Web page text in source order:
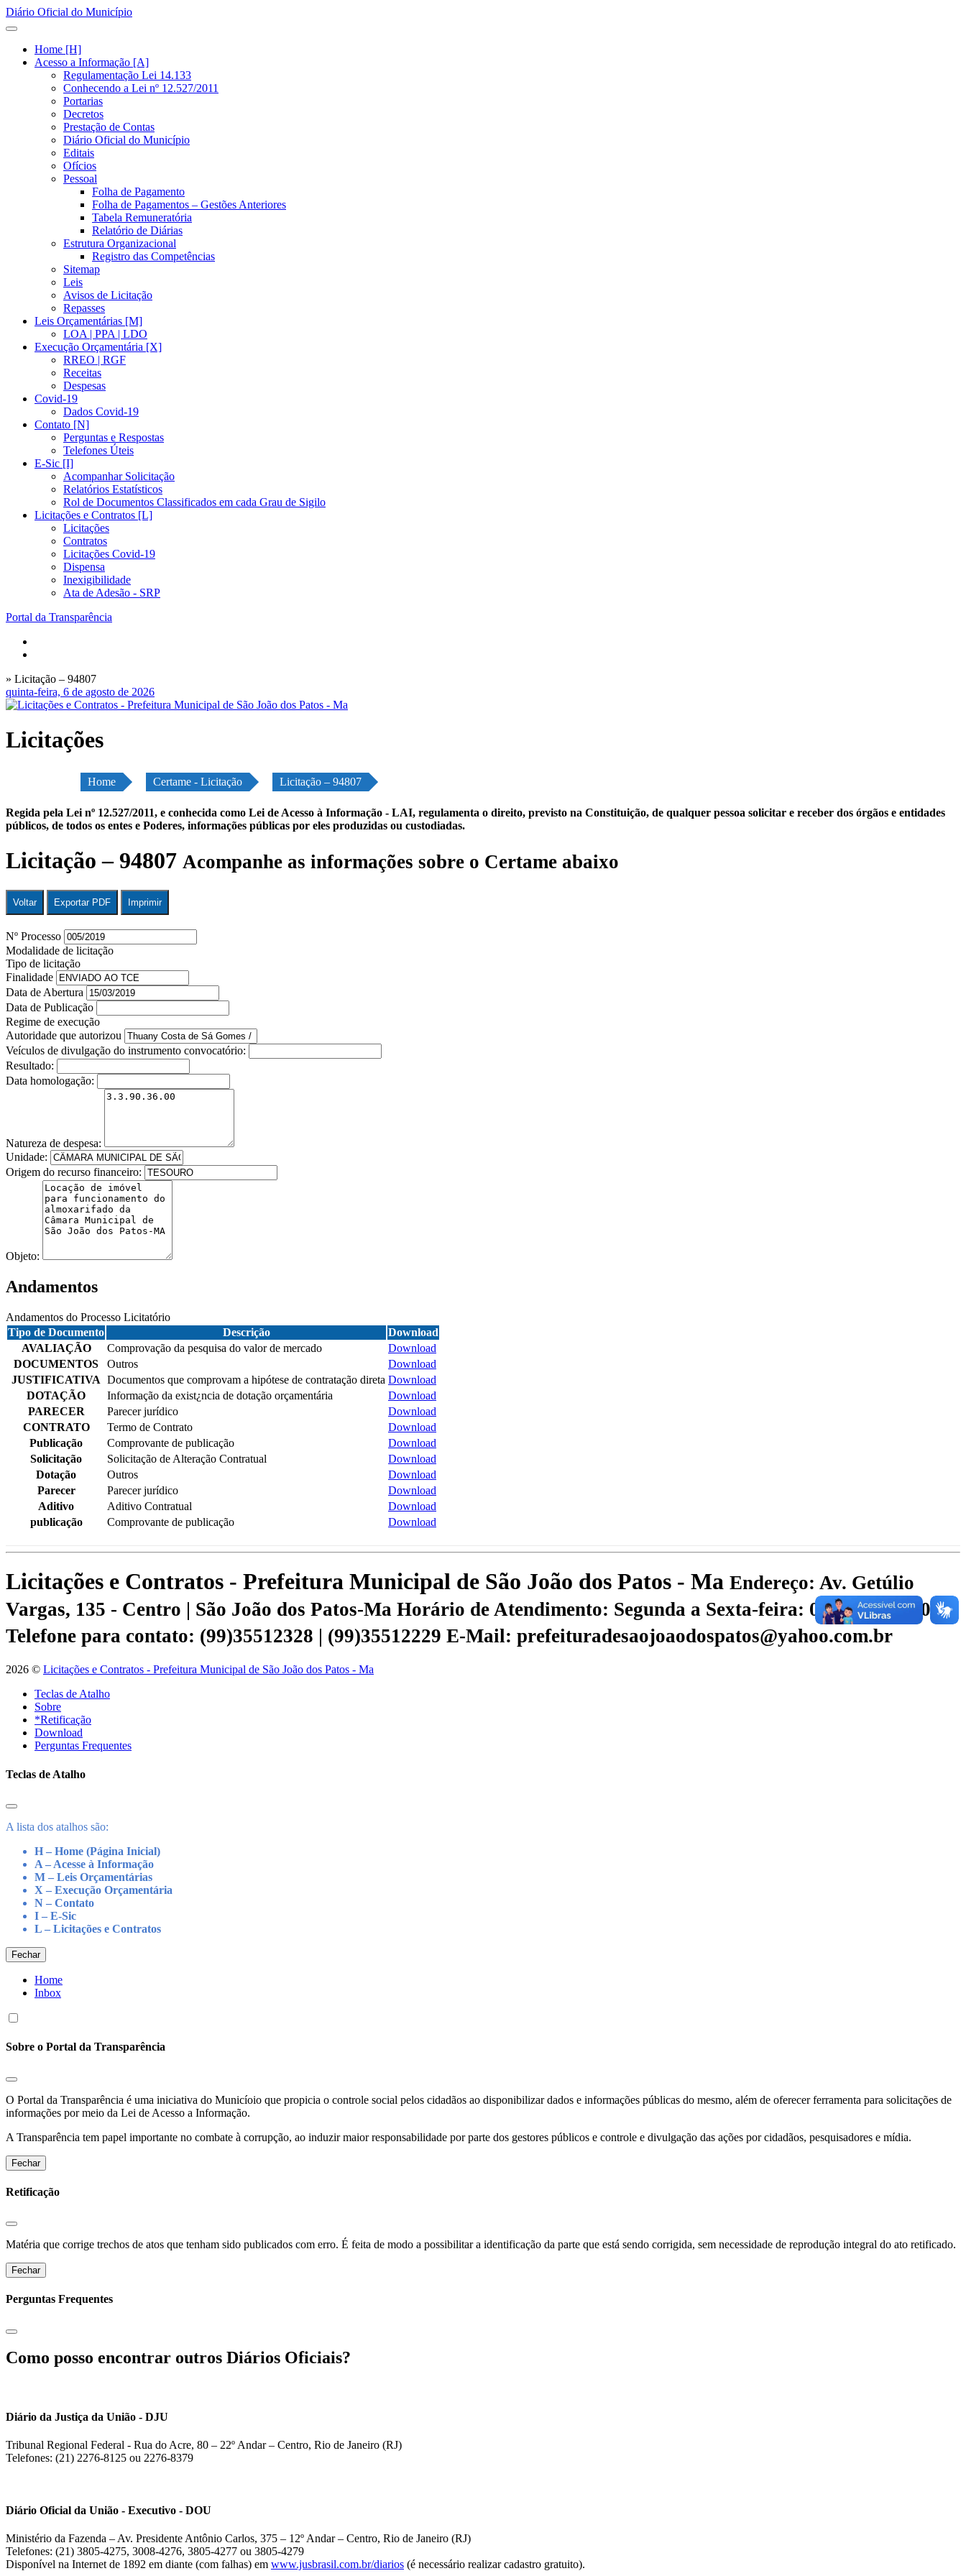
Diário Oficial do Município
Home [H]
Acesso a Informação [A]
Regulamentação Lei 14.133
Conhecendo a Lei nº 12.527/2011
Portarias
Decretos
Prestação de Contas
Diário Oficial do Município
Editais
Ofícios
Pessoal
Folha de Pagamento
Folha de Pagamentos – Gestões Anteriores
Tabela Remuneratória
Relatório de Diárias
Estrutura Organizacional
Registro das Competências
Sitemap
Leis
Avisos de Licitação
Repasses
Leis Orçamentárias [M]
LOA | PPA | LDO
Execução Orçamentária [X]
RREO | RGF
Receitas
Despesas
Covid-19
Dados Covid-19
Contato [N]
Perguntas e Respostas
Telefones Úteis
E-Sic [I]
Acompanhar Solicitação
Relatórios Estatísticos
Rol de Documentos Classificados em cada Grau de Sigilo
Licitações e Contratos [L]
Licitações
Contratos
Licitações Covid-19
Dispensa
Inexigibilidade
Ata de Adesão - SRP
Portal da Transparência
» Licitação – 94807
quinta-feira, 6 de agosto de 2026
Licitações
Home Certame - Licitação Licitação – 94807
Regida pela Lei nº 12.527/2011, e conhecida como Lei de Acesso à Informação - LAI, regulamenta o direito, previsto na Constituição, de qualquer pessoa solicitar e receber dos órgãos e entidades
públicos, de todos os entes e Poderes, informações públicas por eles produzidas ou custodiadas.
Licitação – 94807 Acompanhe as informações sobre o Certame abaixo
Voltar Exportar PDF Imprimir
Nº Processo
Modalidade de licitação
Tipo de licitação
Finalidade
Data de Abertura
Data de Publicação
Regime de execução
Autoridade que autorizou
Veículos de divulgação do instrumento convocatório:
Resultado:
Data homologação:
Natureza de despesa:
Unidade:
Origem do recurso financeiro:
Objeto:
Andamentos
Andamentos do Processo Licitatório
Tipo de Documento
Descrição
Download
AVALIAÇÃO
Comprovação da pesquisa do valor de mercado
Download
DOCUMENTOS
Outros
Download
JUSTIFICATIVA Documentos que comprovam a hipótese de contratação direta Download
DOTAÇÃO
Informação da exist¿ncia de dotação orçamentária
Download
PARECER
Parecer jurídico
Download
CONTRATO
Termo de Contrato
Download
Publicação
Comprovante de publicação
Download
Solicitação
Solicitação de Alteração Contratual
Download
Dotação
Outros
Download
Parecer
Parecer jurídico
Download
Aditivo
Aditivo Contratual
Download
publicação
Comprovante de publicação Download
Licitações e Contratos - Prefeitura Municipal de São João dos Patos - Ma Endereço: Av. Getúlio
Vargas, 135 - Centro | São João dos Patos-Ma Horário de Atendimento: Segunda a Sexta-feira: 07:00 às 13:00
Telefone para contato: (99)35512328 | (99)35512229 E-Mail: prefeituradesaojoaodospatos@yahoo.com.br
2026 © Licitações e Contratos - Prefeitura Municipal de São João dos Patos - Ma
Teclas de Atalho
Sobre
*Retificação
Download
Perguntas Frequentes
Teclas de Atalho
A lista dos atalhos são:
H – Home (Página Inicial)
A – Acesse à Informação
M – Leis Orçamentárias
X – Execução Orçamentária
N – Contato
I – E-Sic
L – Licitações e Contratos
Fechar
Home
Inbox
Sobre o Portal da Transparência
O Portal da Transparência é uma iniciativa do Municíoio que propicia o controle social pelos cidadãos ao disponibilizar dados e informações públicas do mesmo, além de oferecer ferramenta para solicitações de
informações por meio da Lei de Acesso a Informação.
A Transparência tem papel importante no combate à corrupção, ao induzir maior responsabilidade por parte dos gestores públicos e controle e divulgação das ações por cidadãos, pesquisadores e mídia.
Fechar
Retificação
Matéria que corrige trechos de atos que tenham sido publicados com erro. É feita de modo a possibilitar a identificação da parte que está sendo corrigida, sem necessidade de reprodução integral do ato retificado.
Fechar
Perguntas Frequentes
Como posso encontrar outros Diários Oficiais?
Diário da Justiça da União - DJU
Tribunal Regional Federal - Rua do Acre, 80 – 22º Andar – Centro, Rio de Janeiro (RJ)
Telefones: (21) 2276-8125 ou 2276-8379
Diário Oficial da União - Executivo - DOU
Ministério da Fazenda – Av. Presidente Antônio Carlos, 375 – 12º Andar – Centro, Rio de Janeiro (RJ)
Telefones: (21) 3805-4275, 3008-4276, 3805-4277 ou 3805-4279
Disponível na Internet de 1892 em diante (com falhas) em www.jusbrasil.com.br/diarios (é necessário realizar cadastro gratuito).